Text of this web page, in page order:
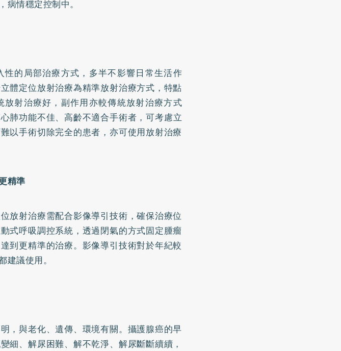
情穩定控制中。
的局部治療方式，多半不影響日常生活作
體定位放射治療為精準放射治療方式，特點
射治療好，副作用亦較傳統放射治療方式
肺功能不佳、高齡不適合手術者，可考慮立
以手術切除完全的患者，亦可使用放射治療
精準
放射治療需配合影像導引技術，確保治療位
式呼吸調控系統，透過閉氣的方式固定腫瘤
到更精準的治療。影像導引技術對於年紀較
議使用。
，與老化、遺傳、環境有關。攝護腺癌的早
細、解尿困難、解不乾淨、解尿斷斷續續，